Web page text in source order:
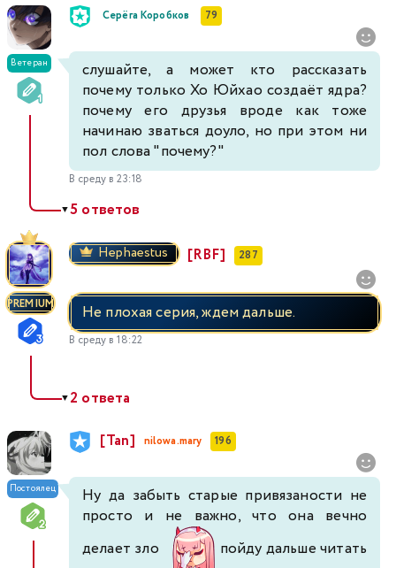
Ветеран
Серёга Коробков 79
слушайте, а может кто рассказать
почему только Хо Юйхао создаёт ядра?
почему его друзья вроде как тоже
начинаю зваться доуло, но при этом ни
пол слова "почему?"
В среду в 23:18
▼5 ответов
PREMIUM
Hephaestus [RBF] 287
Не плохая серия, ждем дальше.
В среду в 18:22
▼2 ответа
Постоялец
[Tan] nilowa.mary 196
Ну да забыть старые привязаности не
просто и не важно, что она вечно
делает зло
пойду дальше читать